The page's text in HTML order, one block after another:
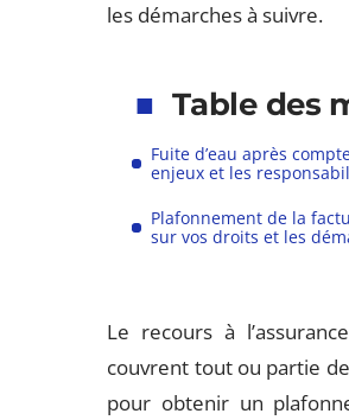
les démarches à suivre.
Table des
Fuite d’eau après
enjeux et les
Plafonnement de la
sur vos droits et les
Le recours à
couvrent tout ou partie
pour obtenir un